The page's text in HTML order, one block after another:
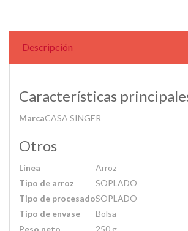
Descripción
Características
MarcaCASA SINGER
Otros
Línea
Arroz
Tipo de arroz
SOPLADO
Tipo de procesadoSOPLADO
Tipo de envase
Bolsa